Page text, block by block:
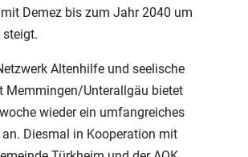
Demez bis zum Jahr 2040 um
steigt.
Altenhilfe und seelische
Memmingen/Unterallgäu bietet
wieder ein umfangreiches
Diesmal in Kooperation mit